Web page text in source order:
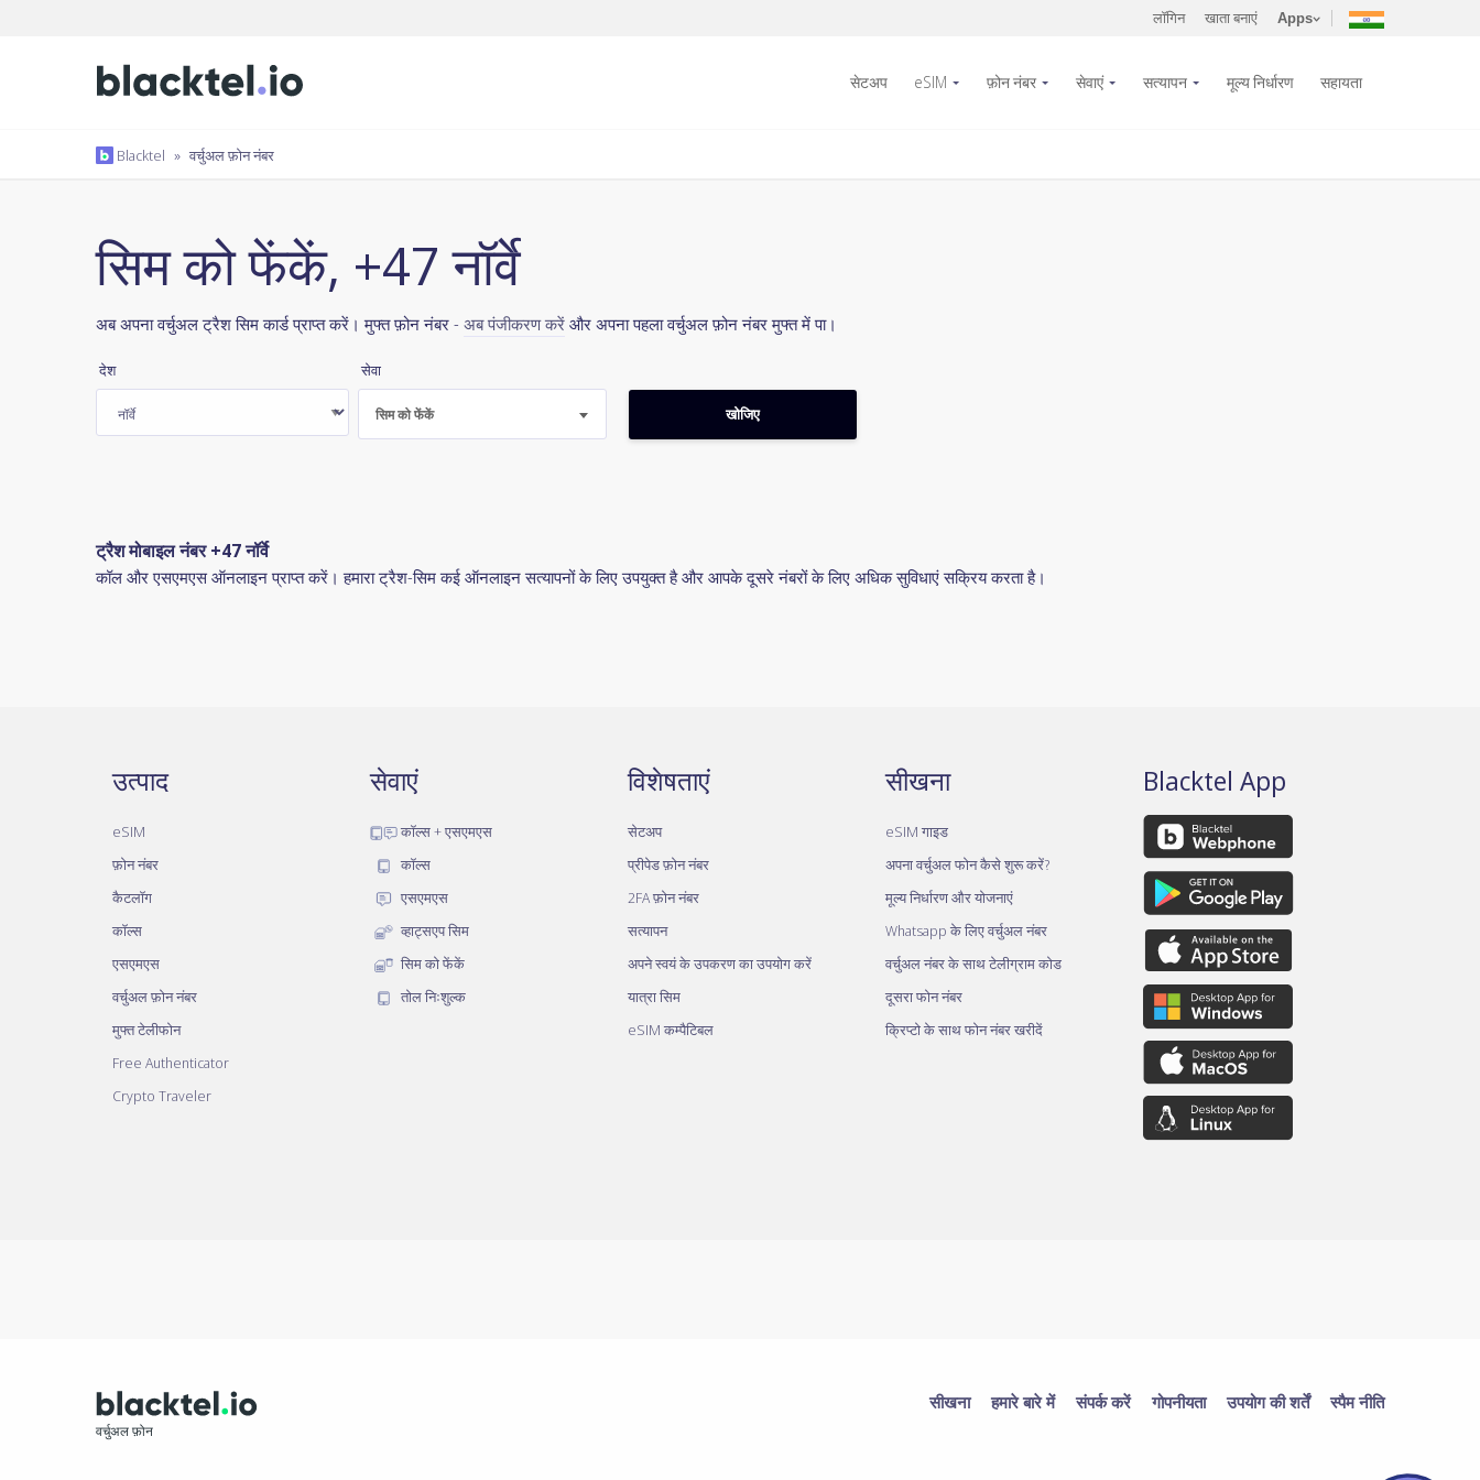
लॉगिन खाता बनाएं Apps
सेटअप eSIM फ़ोन नंबर सेवाएं सत्यापन मूल्य निर्धारण सहायता
Blacktel » वर्चुअल फ़ोन नंबर
सिम को फेंकें, +47 नॉर्वे
अब अपना वर्चुअल ट्रैश सिम कार्ड प्राप्त करें। मुफ्त फ़ोन नंबर - अब पंजीकरण करें और अपना पहला वर्चुअल फ़ोन नंबर मुफ्त में पा।
देश सेवा
सिम को फेंकें
ट्रैश मोबाइल नंबर +47 नॉर्वे
कॉल और एसएमएस ऑनलाइन प्राप्त करें। हमारा ट्रैश-सिम कई ऑनलाइन सत्यापनों के लिए उपयुक्त है और आपके दूसरे नंबरों के लिए अधिक सुविधाएं सक्रिय करता है।
उत्पाद
eSIM
फ़ोन नंबर
कैटलॉग
कॉल्स
एसएमएस
वर्चुअल फ़ोन नंबर
मुफ्त टेलीफोन
Free Authenticator
Crypto Traveler
सेवाएं
कॉल्स + एसएमएस
कॉल्स
एसएमएस
व्हाट्सएप सिम
सिम को फेंकें
तोल निःशुल्क
विशेषताएं
सेटअप
प्रीपेड फ़ोन नंबर
2FA फ़ोन नंबर
सत्यापन
अपने स्वयं के उपकरण का उपयोग करें
यात्रा सिम
eSIM कम्पैटिबल
सीखना
eSIM गाइड
अपना वर्चुअल फोन कैसे शुरू करें?
मूल्य निर्धारण और योजनाएं
Whatsapp के लिए वर्चुअल नंबर
वर्चुअल नंबर के साथ टेलीग्राम कोड
दूसरा फोन नंबर
क्रिप्टो के साथ फोन नंबर खरीदें
Blacktel App
वर्चुअल फ़ोन
सीखना हमारे बारे में संपर्क करें गोपनीयता उपयोग की शर्तें स्पैम नीति